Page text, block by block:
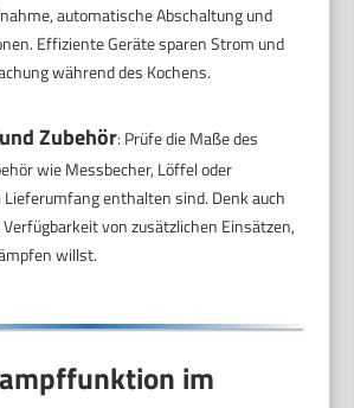
automatische Abschaltung und
Effiziente Geräte sparen Strom und
während des Kochens.
Zubehör: Prüfe die Maße des
wie Messbecher, Löffel oder
enthalten sind. Denk auch
von zusätzlichen Einsätzen,
willst.
im